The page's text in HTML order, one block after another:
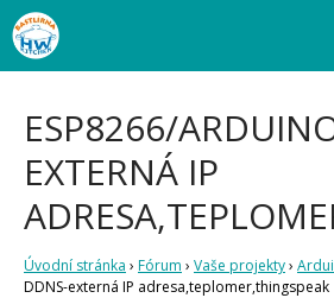
Webový magazín o bastlení a tvoření.
elektroniky zábavnou formou! Arduino
ESP8266/
EXTERNÁ IP
Úvodní stránka › Fórum › Vaše projekty›
DDNS-externá IP adresa,teplomer,thingspeak